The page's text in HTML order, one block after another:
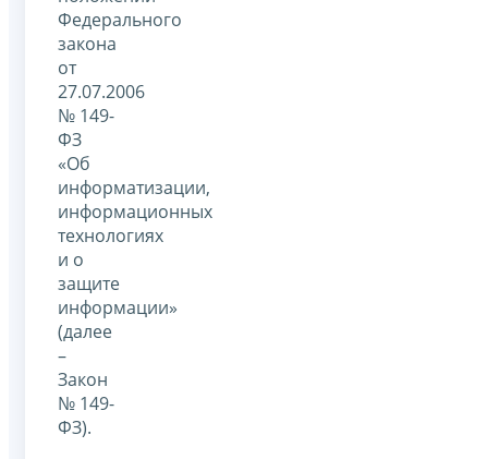
Федерального
закона
от
27.07.2006
№ 149-
ФЗ
«Об
информатизации,
информационных
технологиях
и о
защите
информации»
(далее
–
Закон
№ 149-
ФЗ).